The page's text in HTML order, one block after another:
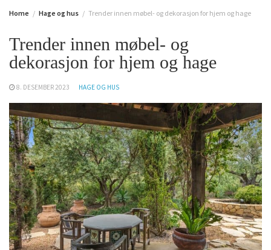
Home Hage og hus Trender innen møbel- og dekorasjon for hjem og hage
Trender innen møbel- og
dekorasjon for hjem og hage
8. DESEMBER 2023 HAGE OG HUS